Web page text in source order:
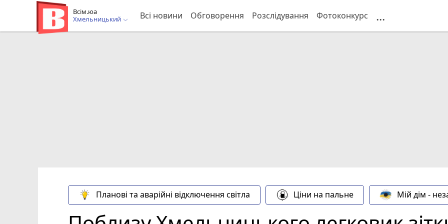
Всім.юа
Хмельницький
Всі новини Обговорення Розслідування Фотоконкурс ...
Планові та аварійні відключення світла Ціни на пальне Мій дім -